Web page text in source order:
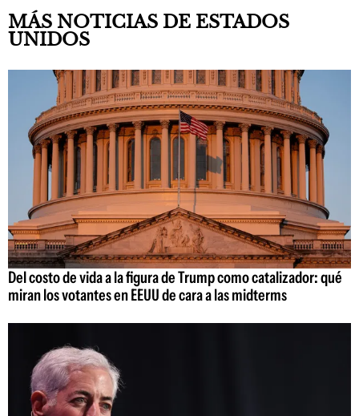
MÁS NOTICIAS DE ESTADOS
UNIDOS
Del costo de vida a la figura de Trump como catalizador: qué
miran los votantes en EEUU de cara a las midterms